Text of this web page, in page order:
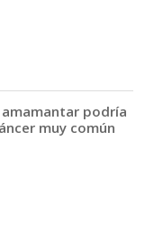
podría
muy común